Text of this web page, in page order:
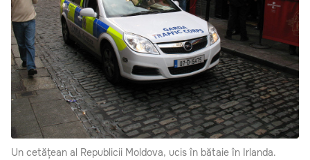
Un cetățean al Republicii Moldova, ucis în bătaie în Irlanda.